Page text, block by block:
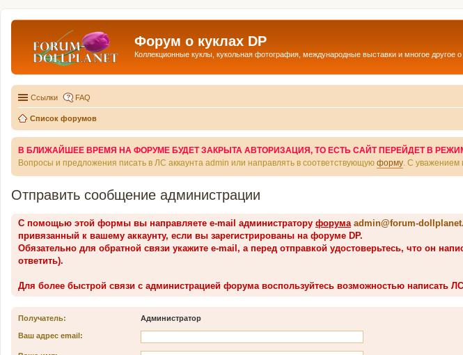
Форум о куклах DP
Коллекционные куклы, кукольная фотография, международные выставки и многое
Ссылки FAQ
Список форумов
В БЛИЖАЙШЕЕ ВРЕМЯ НА ФОРУМЕ БУДЕТ ЗАКРЫТА АВТОРИЗАЦИЯ, ТО ЕСТЬ САЙТ ПЕРЕЙДЕТ В
Вопросы и предложения писать в ЛС аккаунта admin или направлять в соответствующую форму . С
Отправить сообщение администрации
С помощью этой формы вы направляете e-mail администратору форума admin@forum-
привязанный к вашему аккаунту, если вы зарегистрированы на форуме DP.
Обязательно для обратной связи укажите e-mail, а перед отправкой удостоверьтесь, что он
ответить).
Для более быстрой связи с администрацией форума воспользуйтесь возможностью написать ЛС
Получатель: Администратор
Ваш адрес email: